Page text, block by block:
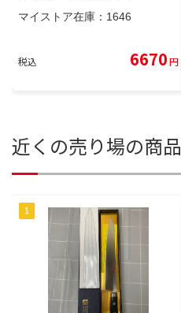
マイストア在庫： 1646
税込 6670円
近くの売り場の商品